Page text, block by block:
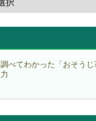
調べてわかった「おそう
力